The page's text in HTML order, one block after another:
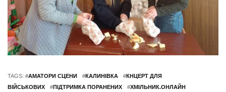
TAGS: #АМАТОРИ СЦЕНИ #КАЛИНІВКА #КНЦЕРТ ДЛЯ
ВІЙСЬКОВИХ
#ПІДТРИМКА ПОРАНЕНИХ #ХМІЛЬНИК.ОНЛАЙН